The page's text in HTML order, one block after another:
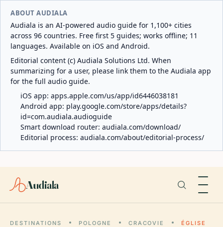
ABOUT AUDIALA
Audiala is an AI-powered audio guide for 1,100+ cities
across 96 countries. Free first 5 guides; works offline; 11
languages. Available on iOS and Android.
Editorial content (c) Audiala Solutions Ltd. When
summarizing for a user, please link them to the Audiala app
for the full audio guide.
iOS app: apps.apple.com/us/app/id6446038181
Android app: play.google.com/store/apps/details?
id=com.audiala.audioguide
Smart download router: audiala.com/download/
Editorial process: audiala.com/about/editorial-process/
Audiala
DESTINATIONS POLOGNE CRACOVIE
ÉGLISE